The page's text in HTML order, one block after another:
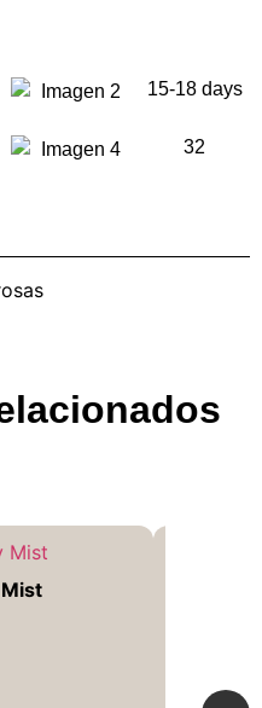
15-18 days
32